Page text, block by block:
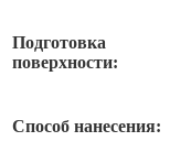
Подготовка
поверхности:
Способ нанесения: